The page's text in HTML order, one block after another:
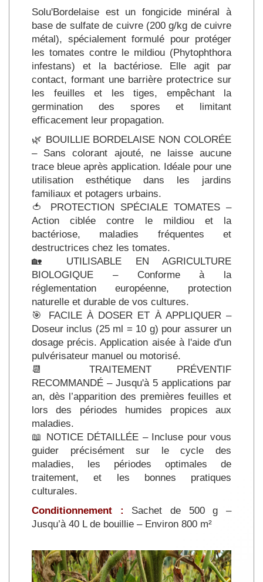
Solu'Bordelaise est un fongicide minéral à
base de sulfate de cuivre (200 g/kg de cuivre
métal), spécialement formulé pour protéger
les tomates contre le mildiou (Phytophthora
infestans) et la bactériose. Elle agit par
contact, formant une barrière protectrice sur
les feuilles et les tiges, empêchant la
germination des spores et limitant
efficacement leur propagation.
🌿 BOUILLIE BORDELAISE NON COLORÉE
– Sans colorant ajouté, ne laisse aucune
trace bleue après application. Idéale pour une
utilisation esthétique dans les jardins
familiaux et potagers urbains.
🍅 PROTECTION SPÉCIALE TOMATES –
Action ciblée contre le mildiou et la
bactériose, maladies fréquentes et
destructrices chez les tomates.
🏡 UTILISABLE EN AGRICULTURE
BIOLOGIQUE – Conforme à la
réglementation européenne, protection
naturelle et durable de vos cultures.
🎯 FACILE À DOSER ET À APPLIQUER –
Doseur inclus (25 ml = 10 g) pour assurer un
dosage précis. Application aisée à l'aide d'un
pulvérisateur manuel ou motorisé.
📆 TRAITEMENT PRÉVENTIF
RECOMMANDÉ – Jusqu'à 5 applications par
an, dès l’apparition des premières feuilles et
lors des périodes humides propices aux
maladies.
📖 NOTICE DÉTAILLÉE – Incluse pour vous
guider précisément sur le cycle des
maladies, les périodes optimales de
traitement, et les bonnes pratiques
culturales.
Conditionnement : Sachet de 500 g –
Jusqu’à 40 L de bouillie – Environ 800 m²